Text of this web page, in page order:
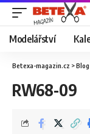
Modelářství
Betexa-magazin.cz >Blog
RW68-09